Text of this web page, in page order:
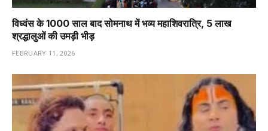
विध्वंस के 1000 साल बाद सोमनाथ में भव्य महाशिवरात्रि, 5 लाख
श्रद्धालुओं की उमड़ी भीड़
FEBRUARY 11, 2026